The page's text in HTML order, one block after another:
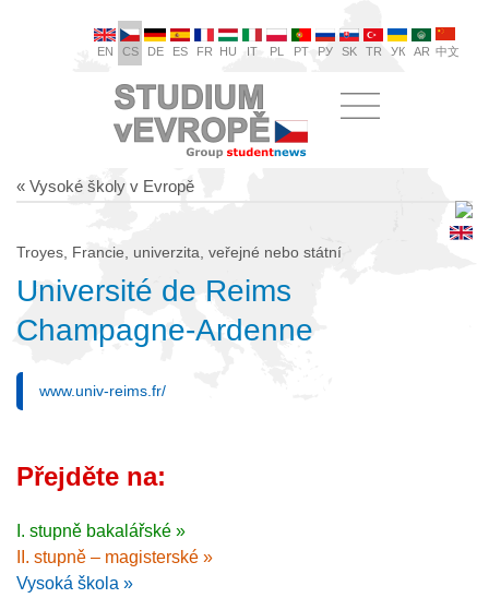
EN CS DE ES FR HU IT PL PT РУ SK TR УК AR 中文
« Vysoké školy v Evropě
Troyes, Francie, univerzita, veřejné nebo státní
Université de Reims
Champagne-Ardenne
www.univ-reims.fr/
Přejděte na:
I. stupně bakalářské »
II. stupně – magisterské »
Vysoká škola »